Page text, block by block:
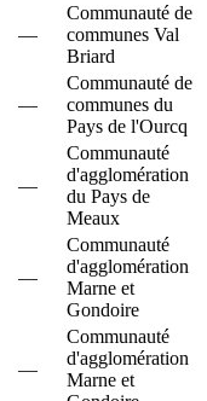
—
Communauté de
communes Val
Briard
—
Communauté de
communes du
Pays de l'Ourcq
—
Communauté
d'agglomération
du Pays de
Meaux
—
Communauté
d'agglomération
Marne et
Gondoire
—
Communauté
d'agglomération
Marne et